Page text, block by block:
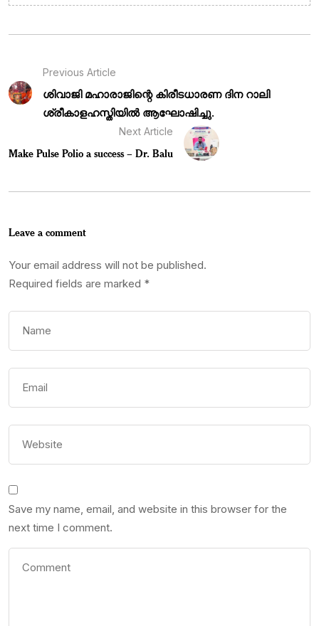
Previous Article
ശിവാജി മഹാരാജിന്റെ കിരീടധാരണ ദിന റാലി
ശ്രീകാളഹസ്തിയിൽ ആഘോഷിച്ചു.
Next Article
Make Pulse Polio a success – Dr. Balu
Leave a comment
Your email address will not be published.
Required fields are marked *
Save my name, email, and website in this browser for the
next time I comment.